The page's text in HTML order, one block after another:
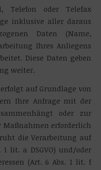
Telefon oder Telefax
inklusive aller daraus
Daten (Name,
Ihres Anliegens
Diese Daten geben
weiter.
auf Grundlage von
Ihre Anfrage mit der
oder zur
erforderlich
die Verarbeitung auf
lit. a DSGVO) und/oder
(Art. 6 Abs. 1 lit. f